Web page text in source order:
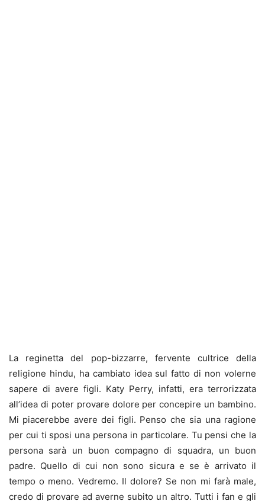
La reginetta del pop-bizzarre, fervente cultrice della
religione hindu, ha cambiato idea sul fatto di non volerne
sapere di avere figli. Katy Perry, infatti, era terrorizzata
all’idea di poter provare dolore per concepire un bambino.
Mi piacerebbe avere dei figli. Penso che sia una ragione
per cui ti sposi una persona in particolare. Tu pensi che la
persona sarà un buon compagno di squadra, un buon
padre. Quello di cui non sono sicura e se è arrivato il
tempo o meno. Vedremo. Il dolore? Se non mi farà male,
credo di provare ad averne subito un altro. Tutti i fan e gli